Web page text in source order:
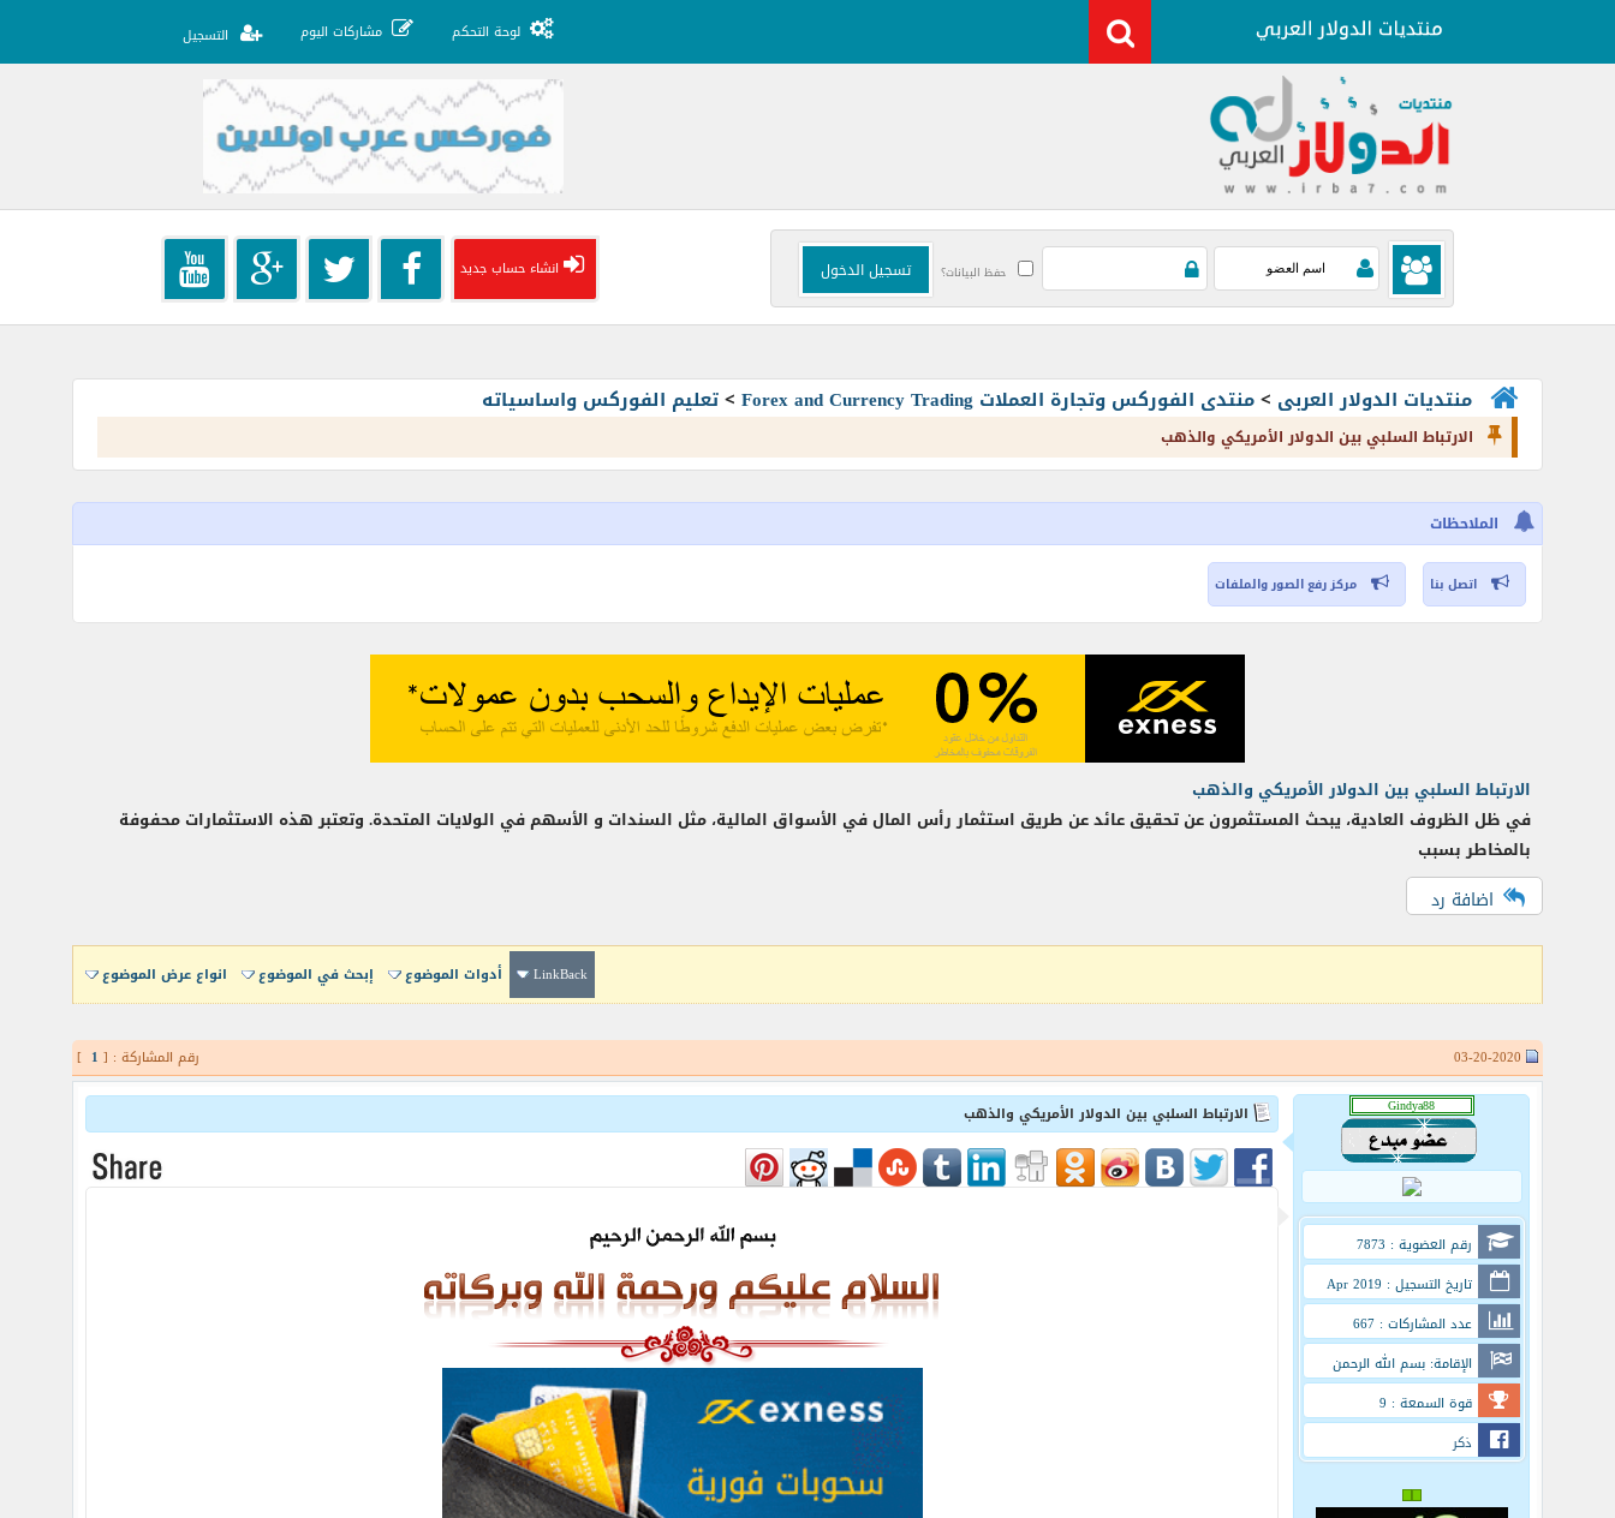
لوحة التحكم مشاركات اليوم التسجيل
حفظ البيانات؟ انشاء حساب جديد
منتديات الدولار العربى >منتدى الفوركس وتجارة العملات Forex and Currency Trading >تعليم الفوركس واساسياته
الارتباط السلبي بين الدولار الأمريكي والذهب
الملاحظات
اتصل بنا مركز رفع الصور والملفات
الارتباط السلبي بين الدولار الأمريكي والذهب
في ظل الظروف العادية، يبحث المستثمرون عن تحقيق عائد عن طريق استثمار رأس المال في الأسواق المالية، مثل السندات و الأسهم في الولايات المتحدة. وتعتبر هذه الاستثمارات محفوفة
بالمخاطر بسبب
اضافة رد
LinkBack أدوات الموضوع إبحث في الموضوع انواع عرض الموضوع
رقم المشاركة : [ 1
]
رقم العضوية : 7873
تاريخ التسجيل : Apr 2019
عدد المشاركات : 667
الإقامة: بسم الله الرحمن
الرحيم
قوة السمعة : 9
ذكر
الارتباط السلبي بين الدولار الأمريكي والذهب